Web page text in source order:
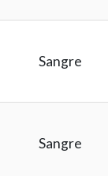
Sangre
Sangre